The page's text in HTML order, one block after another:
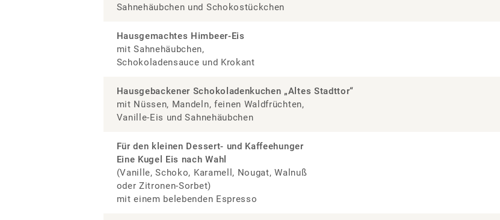
Sahnehäubchen und Schokostückchen
Hausgemachtes Himbeer-Eis
mit Sahnehäubchen,
Schokoladensauce und Krokant
Hausgebackener Schokoladenkuchen „Altes Stadttor“
mit Nüssen, Mandeln, feinen Waldfrüchten,
Vanille-Eis und Sahnehäubchen
Für den kleinen Dessert- und Kaffeehunger
Eine Kugel Eis nach Wahl
(Vanille, Schoko, Karamell, Nougat, Walnuß
oder Zitronen-Sorbet)
mit einem belebenden Espresso